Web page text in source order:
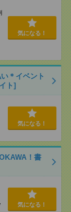
気になる！
＊イベント
ト]
気になる！
！書
気になる！